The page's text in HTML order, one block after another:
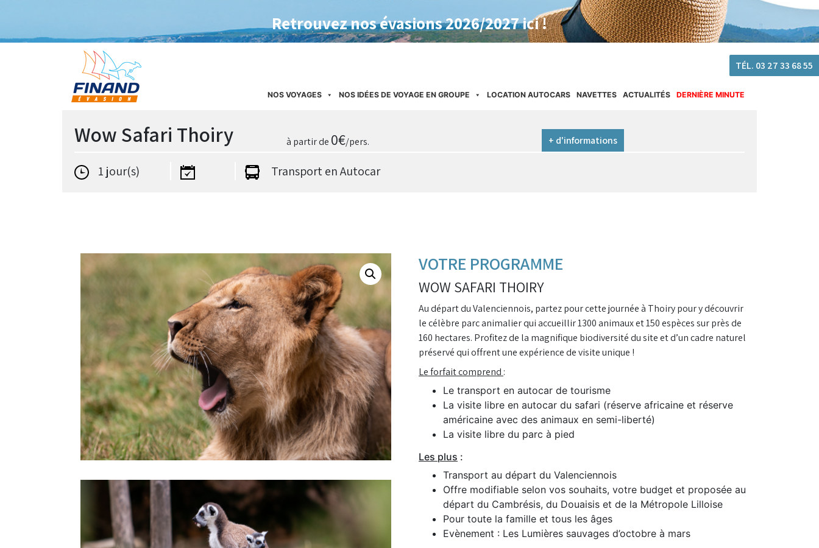
Retrouvez nos évasions 2026/2027 ici !
TÉL. 03 27 33 68 55
NOS VOYAGES NOS IDÉES DE VOYAGE EN GROUPE LOCATION AUTOCARS NAVETTES ACTUALITÉS DERNIÈRE MINUTE
Wow Safari Thoiry à partir de 0€/pers. + d'informations
1 jour(s) Transport en Autocar
VOTRE PROGRAMME
WOW SAFARI THOIRY
Au départ du Valenciennois, partez pour cette journée à Thoiry pour y découvrir
le célèbre parc animalier qui accueillir 1300 animaux et 150 espèces sur près de
160 hectares. Profitez de la magnifique biodiversité du site et d’un cadre naturel
préservé qui offrent une expérience de visite unique !
Le forfait comprend :
Le transport en autocar de tourisme
La visite libre en autocar du safari (réserve africaine et réserve
américaine avec des animaux en semi-liberté)
La visite libre du parc à pied
Les plus :
Transport au départ du Valenciennois
Offre modifiable selon vos souhaits, votre budget et proposée au
départ du Cambrésis, du Douaisis et de la Métropole Lilloise
Pour toute la famille et tous les âges
Evènement : Les Lumières sauvages d’octobre à mars